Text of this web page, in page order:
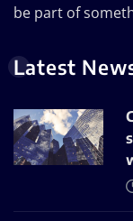
be part of
Latest